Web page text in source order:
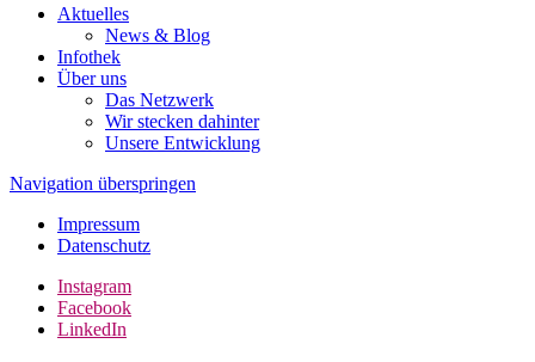
Aktuelles
News & Blog
Infothek
Über uns
Das Netzwerk
Wir stecken dahinter
Unsere Entwicklung
Navigation überspringen
Impressum
Datenschutz
Instagram
Facebook
LinkedIn